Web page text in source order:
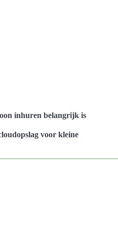
inhuren belangrijk is
voor kleine